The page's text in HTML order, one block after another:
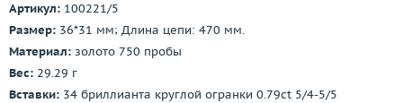
Артикул: 100221/5
Размер: 36*31 мм; Длина цепи: 470 мм.
Материал: золото 750 пробы
Вес: 29.29 г
Вставки: 34 бриллианта круглой огранки 0.79ct 5/4-5/5